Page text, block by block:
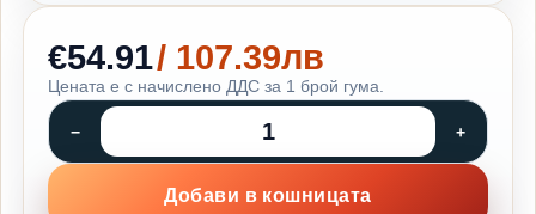
€54.91/ 107.39лв
Цената е с начислено ДДС за 1 брой гума.
Добави в кошницата